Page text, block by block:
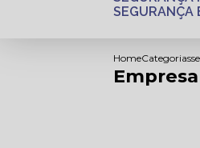
HomeCategorias